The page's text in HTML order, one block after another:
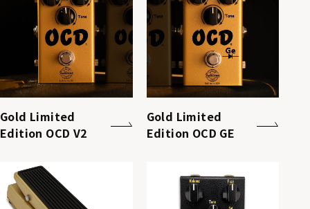
Gold Limited
Edition OCD V2
Gold Limited
Edition OCD GE